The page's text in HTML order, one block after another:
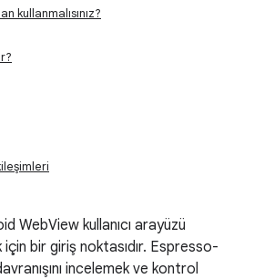
kullanmalısınız?
WebView kullanıcı arayüzü
için bir giriş noktasıdır. Espresso-
incelemek ve kontrol